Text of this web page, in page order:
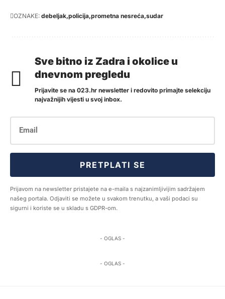
OZNAKE: debeljak policija prometna nesreća sudar
Sve bitno iz Zadra i okolice u
dnevnom pregledu
Prijavite se na 023.hr newsletter i redovito primajte selekciju
najvažnijih vijesti u svoj inbox.
PRETPLATI SE
Prijavom na newsletter pristajete na e-maila s najzanimljivijim sadržajem
našeg portala. Odjaviti se možete u svakom trenutku, a vaši podaci su
sigurni i koriste se u skladu s GDPR-om.
- OGLAS -
- OGLAS -